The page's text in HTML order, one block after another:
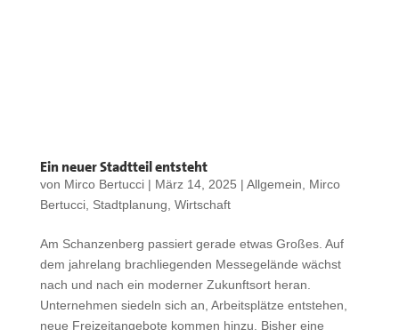
Ein neuer Stadtteil entsteht
von Mirco Bertucci| März 14, 2025 | Allgemein
Mirco
Bertucci, Stadtplanung Wirtschaft
Am Schanzenberg passiert gerade etwas Großes. Auf
dem jahrelang brachliegenden Messegelände wächst
nach und nach ein moderner Zukunftsort heran.
Unternehmen siedeln sich an, Arbeitsplätze entstehen,
neue Freizeitangebote kommen hinzu. Bisher eine